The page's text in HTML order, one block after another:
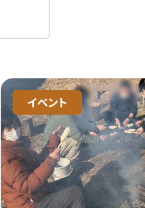
イベント